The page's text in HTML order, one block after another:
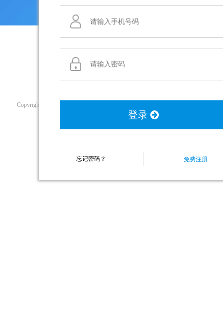
登录
忘记密码？ 免费注册
Copyright© 动拇指（厦门）信息科技有限公司 客服电话： 400-0072-500
闽ICP备14011806号-1